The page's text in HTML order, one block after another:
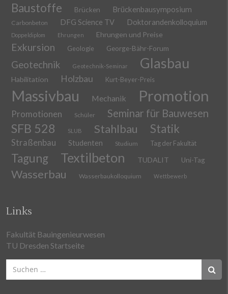
Baustoffe Brücken Brückenbausymposium
Carbonbeton DFG Science TV Doktorandenkolloquium
Doppeldiplom Ehrungen Ehrungen und Preise
Exkursion Geologie George-Bähr-Forum
Geotechnik Geotechnik-Seminar Glasbau
Habilitation Holzbau Kurt-Beyer-Preis
Massivbau Mechanik Promotion
Promotionen Schüler Seminar für Bauwesen
SFB 528 SLUB Stahlbau Statik
Straßenbau Studenten Studium Tag der Fakultät
Tagung Textilbeton TUDALIT Uni-Tag
Wasserbau Wasserbaukolloquium Wettbewerb
Links
Fakultät Bauingenieurwesen
TU Dresden Startseite
Suchen
nach: